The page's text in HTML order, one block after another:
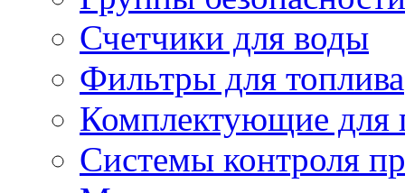
Счетчики для воды
Фильтры для топлива
Комплектующие для
Системы контроля